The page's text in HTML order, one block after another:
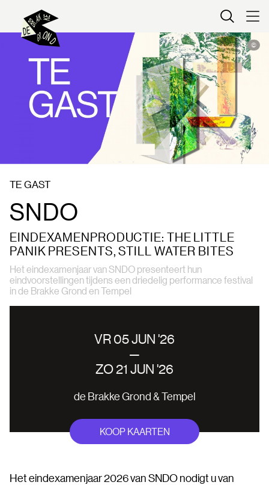
©
TE GAST
SNDO
EINDEXAMENPRODUCTIE: THE LITTLE
PANIK PRESENTS, STILL WATER BITES
Het eindexamenjaar van SNDO presenteert hun
eindvoorstellingen tijdens een driedelig performance festival
in de Brakke Grond en Tempel
VR 05 JUN '26
—
ZO 21 JUN '26
de Brakke Grond & Tempel
KOOP KAARTEN
Het eindexamenjaar 2026 van SNDO nodigt u van